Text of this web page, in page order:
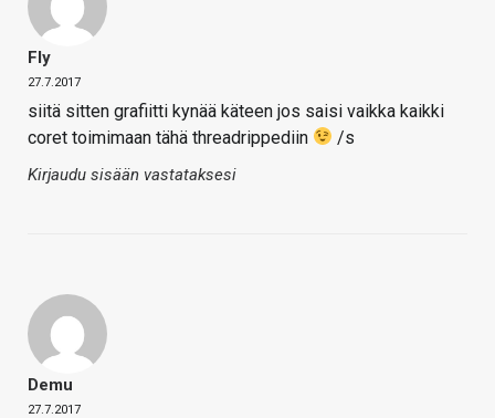
Fly
27.7.2017
siitä sitten grafiitti kynää käteen jos saisi vaikka kaikki
coret toimimaan tähä threadrippediin
/s
Kirjaudu sisään vastataksesi
Demu
27.7.2017